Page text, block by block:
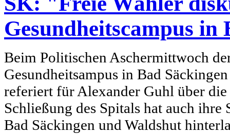
Gesundheitscampus in
Beim Politischen Aschermittwoch
Gesundheitsampus in Bad
referiert für Alexander Guhl über
Schließung des Spitals hat auch
Bad Säckingen und Waldshut